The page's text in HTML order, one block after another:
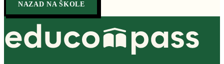
NAZAD NA ŠKOLE